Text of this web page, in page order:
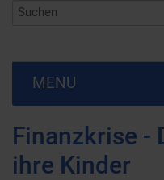
MENU
Finanzkrise -
ihre Kinder